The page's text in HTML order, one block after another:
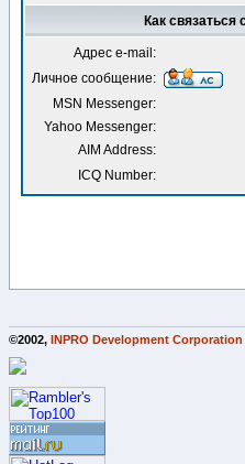
Как связаться
Адрес e-mail:
Личное сообщение:
MSN Messenger:
Yahoo Messenger:
AIM Address:
ICQ Number:
©2002, INPRO Development Corporation